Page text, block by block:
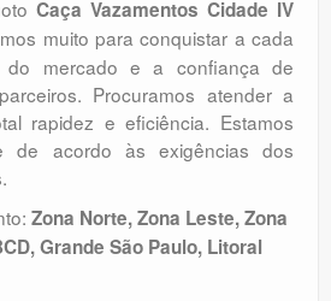
Caça Vazamentos Cidade IV
muito para conquistar a cada
do mercado e a confiança de
Procuramos atender a
rapidez e eficiência. Estamos
de acordo às exigências dos
Zona Norte, Zona Leste, Zona
Grande São Paulo, Litoral